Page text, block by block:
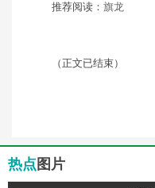
推荐阅读： 旗龙
（正文已结束）
热点 图片